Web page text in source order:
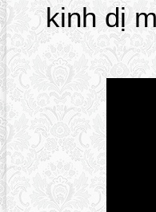
kinh dị